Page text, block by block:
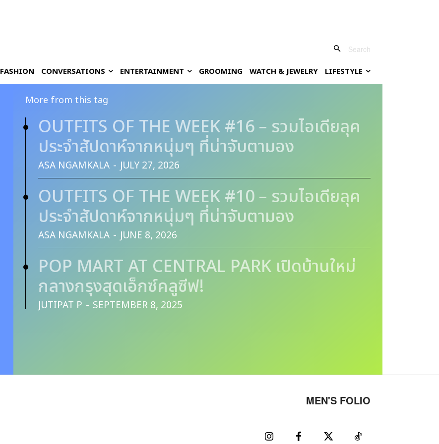
Search
FASHION CONVERSATIONS ENTERTAINMENT GROOMING WATCH & JEWELRY LIFESTYLE
More from this tag
OUTFITS OF THE WEEK #16 – รวมไอเดียลุค
ประจำสัปดาห์จากหนุ่มๆ ที่น่าจับตามอง
ASA NGAMKALA - JULY 27, 2026
OUTFITS OF THE WEEK #10 – รวมไอเดียลุค
ประจำสัปดาห์จากหนุ่มๆ ที่น่าจับตามอง
ASA NGAMKALA - JUNE 8, 2026
POP MART AT CENTRAL PARK เปิดบ้านใหม่
กลางกรุงสุดเอ็กซ์คลูซีฟ!
JUTIPAT P - SEPTEMBER 8, 2025
MEN'S FOLIO